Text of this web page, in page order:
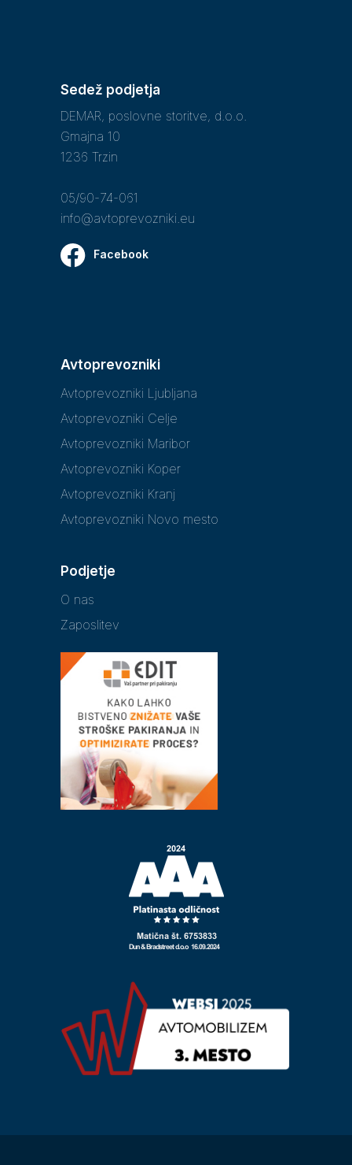
Sedež podjetja
DEMAR, poslovne storitve, d.o.o.
Gmajna 10
1236 Trzin
05/90-74-061
info@avtoprevozniki.eu
Facebook
Avtoprevozniki
Avtoprevozniki Ljubljana
Avtoprevozniki Celje
Avtoprevozniki Maribor
Avtoprevozniki Koper
Avtoprevozniki Kranj
Avtoprevozniki Novo mesto
Podjetje
O nas
Zaposlitev